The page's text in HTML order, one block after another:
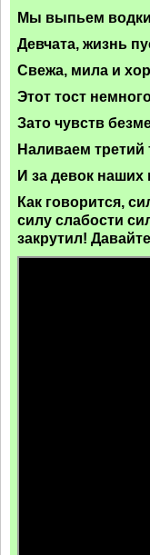
Мы выпьем
Девчата, жизнь
Свежа, мила и
Этот тост
Зато чувств
Наливаем третий
И за девок наших
Как говорится,
силу слабости
закрутил!